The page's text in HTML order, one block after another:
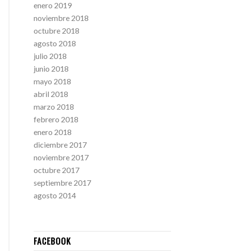
enero 2019
noviembre 2018
octubre 2018
agosto 2018
julio 2018
junio 2018
mayo 2018
abril 2018
marzo 2018
febrero 2018
enero 2018
diciembre 2017
noviembre 2017
octubre 2017
septiembre 2017
agosto 2014
FACEBOOK